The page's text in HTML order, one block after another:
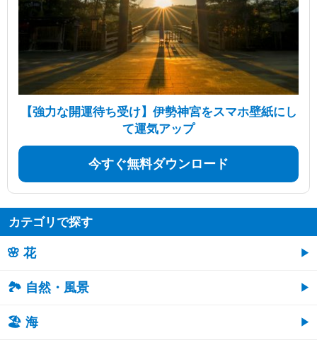
【強力な開運待ち受け】伊勢神宮をスマホ壁紙にし
て運気アップ
今すぐ無料ダウンロード
カテゴリで探す
🌸 花
🏞️ 自然・風景
🏖 海